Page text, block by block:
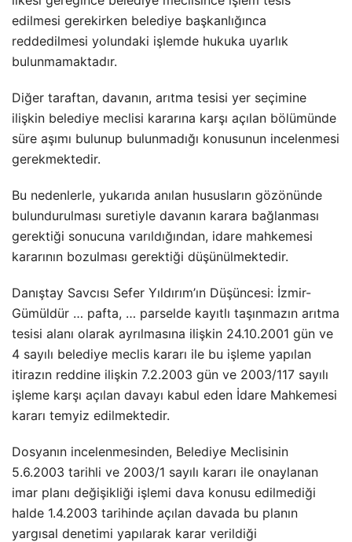
edilmesi gerekirken belediye başkanlığınca
reddedilmesi yolundaki işlemde hukuka uyarlık
bulunmamaktadır.
Diğer taraftan, davanın, arıtma tesisi yer seçimine
ilişkin belediye meclisi kararına karşı açılan bölümünde
süre aşımı bulunup bulunmadığı konusunun incelenmesi
gerekmektedir.
Bu nedenlerle, yukarıda anılan hususların gözönünde
bulundurulması suretiyle davanın karara bağlanması
gerektiği sonucuna varıldığından, idare mahkemesi
kararının bozulması gerektiği düşünülmektedir.
Danıştay Savcısı Sefer Yıldırım’ın Düşüncesi: İzmir-
Gümüldür … pafta, … parselde kayıtlı taşınmazın arıtma
tesisi alanı olarak ayrılmasına ilişkin 24.10.2001 gün ve
4 sayılı belediye meclis kararı ile bu işleme yapılan
itirazın reddine ilişkin 7.2.2003 gün ve 2003/117 sayılı
işleme karşı açılan davayı kabul eden İdare Mahkemesi
kararı temyiz edilmektedir.
Dosyanın incelenmesinden, Belediye Meclisinin
5.6.2003 tarihli ve 2003/1 sayılı kararı ile onaylanan
imar planı değişikliği işlemi dava konusu edilmediği
halde 1.4.2003 tarihinde açılan davada bu planın
yargısal denetimi yapılarak karar verildiği